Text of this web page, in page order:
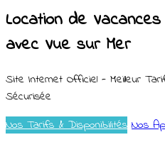
Location de
avec Vue sur Mer
Site Internet Officiel - Meilleur
Sécurisée
Nos Tarifs & Disponibilités Nos